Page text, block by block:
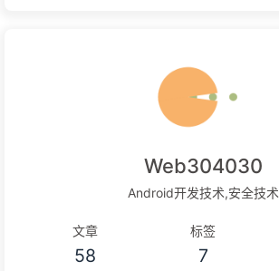
Web304030
Android开发技术,安全技术
文章
58
标签
7